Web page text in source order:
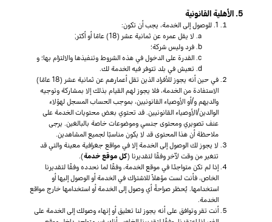
5. الأهلية القانونية
1. للوصول إلى الخدمة، يجب أن تكون:
لا يقل عمره عن ثمانية عشر (18) عامًا أو أكثر;
فرد وليس شركة؛
القدرة على الدخول في هذه الشروط وتنفيذها والالتزام بها؛ و
تعيش في بلد تتوفر فيه الخدمة لك.
في حين أنه يجوز للأفراد الذين تقل أعمارهم عن ثمانية عشر (18 عامًا)
الاستفادة من الخدمة، فلا يجوز لهم القيام بذلك إلا بمشاركة وتوجيه
والديهم و/أو الأوصياء القانونيين، بموجب الحساب المسجل لهؤلاء
الوالدين/الأوصياء القانونيين. قد تحتوي بعض محتويات الخدمة على
عنف تصويري ومحتوى جنسي وموضوعات خاصة بالبالغين. يرجى
ملاحظة أن هذا المحتوى قد لا يكون مناسبًا لجميع المشاهدين.
لا يجوز لك الوصول إلى الخدمة إلا في مواقع جغرافية معينة والتي قد
تتغير من وقت لآخر وفقًا لتقديرنا (كل موقع خدمة).
إذا لم تكن متواجدًا في موقع الخدمة، وفقًا لما نحدده وفقًا لتقديرنا
الخاص، فأنت لست مؤهلاً للاشتراك في الخدمة أو الوصول إليها أو
استخدامها. يُحظر صراحةً أي وصول إلى الخدمة أو استخدامها خارج مواقع
الخدمة.
أنت تقر وتوافق على أنه يجوز لنا تعليق أو إنهاء وصولك إلى الخدمة على